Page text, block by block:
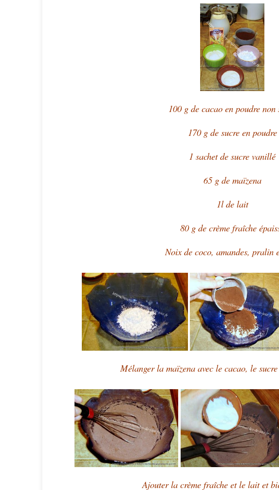
100 g de cacao en poudre non
170 g de sucre en poudre
1 sachet de sucre vanillé
65 g de maïzena
1l de lait
80 g de crème fraîche
Noix de coco, amandes, pralin
Mélanger la maïzena avec le cacao, le
Ajouter la crème fraîche et le lait et